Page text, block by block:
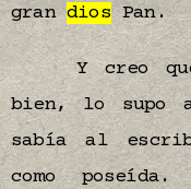
grandiosPan.
Y creo
bien, lo
sabía al
como